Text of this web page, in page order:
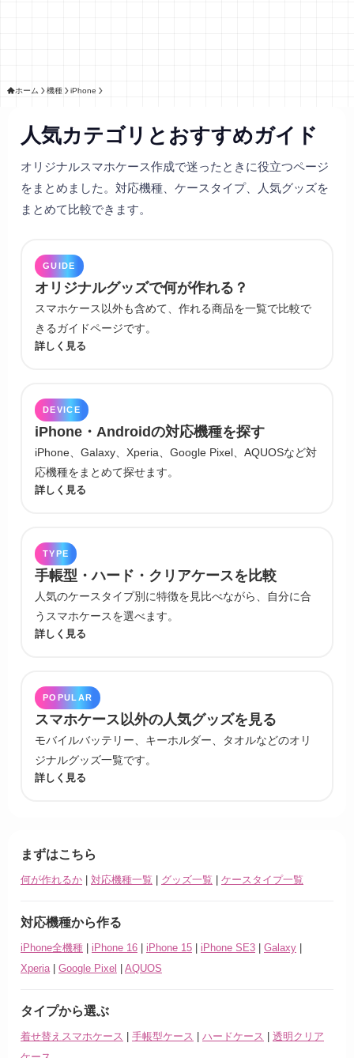
ホーム 機種 iPhone
人気カテゴリとおすすめガイド
オリジナルスマホケース作成で迷ったときに役立つページ
をまとめました。対応機種、ケースタイプ、人気グッズを
まとめて比較できます。
GUIDE
オリジナルグッズで何が作れる？
スマホケース以外も含めて、作れる商品を一覧で比較で
きるガイドページです。
詳しく見る
DEVICE
iPhone・Androidの対応機種を探す
iPhone、Galaxy、Xperia、Google Pixel、AQUOSなど対
応機種をまとめて探せます。
詳しく見る
TYPE
手帳型・ハード・クリアケースを比較
人気のケースタイプ別に特徴を見比べながら、自分に合
うスマホケースを選べます。
詳しく見る
POPULAR
スマホケース以外の人気グッズを見る
モバイルバッテリー、キーホルダー、タオルなどのオリ
ジナルグッズ一覧です。
詳しく見る
まずはこちら
何が作れるか | 対応機種一覧 | グッズ一覧 | ケースタイプ一覧
対応機種から作る
iPhone全機種 | iPhone 16 | iPhone 15 | iPhone SE3 | Galaxy |
Xperia | Google Pixel | AQUOS
タイプから選ぶ
着せ替えスマホケース | 手帳型ケース | ハードケース | 透明クリア